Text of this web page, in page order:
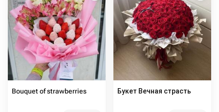
Bouquet of strawberries Букет Вечная страсть